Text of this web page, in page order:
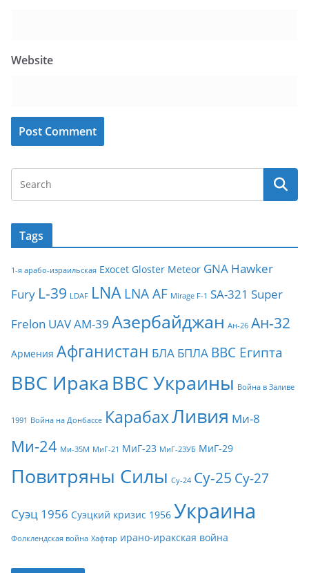
Website
Tags
1-я арабо-израильская Exocet Gloster Meteor GNA Hawker
Fury L-39 LDAF LNA LNA AF Mirage F-1 SA-321 Super
Frelon UAVАМ-39 Азербайджан Ан-26 Ан-32
Армения Афганистан БЛА БПЛА ВВС Египта
ВВС Ирака ВВС Украины Война в Заливе
1991 Война на Донбассе КарабахЛивия Ми-8
Ми-24 Ми-35М МиГ-21 МиГ-23 МиГ-23УБ МиГ-29
Повитряны Силы Су-24 Су-25 Су-27
Суэц 1956 Суэцкий кризис 1956 Украина
Фолклендская война Хафтар ирано-иракская война